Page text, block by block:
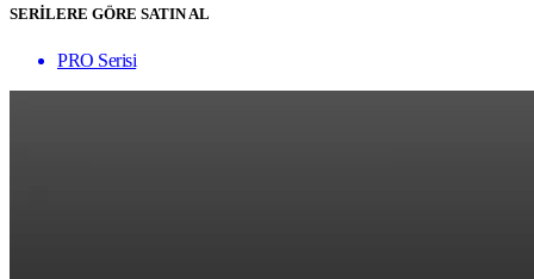
SERİLERE GÖRE SATIN AL
PRO Serisi